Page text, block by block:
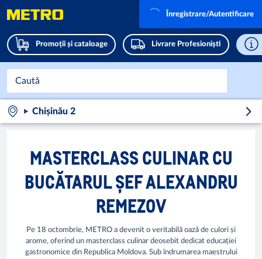
Promoții și cataloage Livrare Profesioniști
Înregistrare/Autentificare
Chișinău 2
MASTERCLASS CULINAR CU
BUCĂTARUL ȘEF ALEXANDRU
REMEZOV
Pe 18 octombrie, METRO a devenit o veritabilă oază de culori și
arome, oferind un masterclass culinar deosebit dedicat educației
gastronomice din Republica Moldova. Sub îndrumarea maestrului